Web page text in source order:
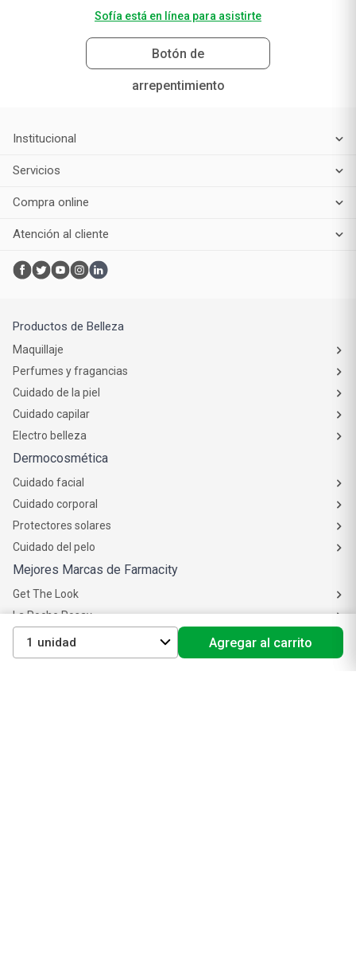
1 Agregar al carrito
Sofía está en línea para asistirte
Botón de
arrepentimiento
Institucional
Servicios
Compra online
Atención al cliente
Productos de Belleza
Maquillaje
Perfumes y fragancias
Cuidado de la piel
Cuidado capilar
Electro belleza
Dermocosmética
Cuidado facial
Cuidado corporal
Protectores solares
Cuidado del pelo
Mejores Marcas de Farmacity
Get The Look
Vichy
Eucerin